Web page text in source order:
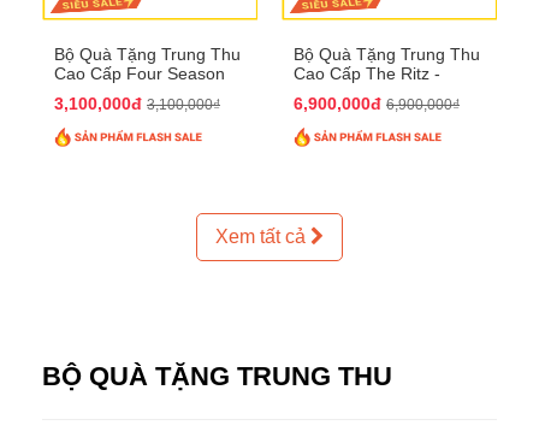
Bộ Quà Tặng Trung Thu
Cao Cấp Four Season
3,100,000đ 3,100,000₫
Bộ Quà Tặng Trung Thu
Cao Cấp The Ritz -
6,900,000đ 6,900,000₫
Xem tất cả
BỘ QUÀ TẶNG TRUNG THU